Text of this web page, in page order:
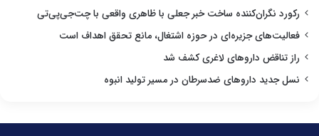
رکورد نگران‌کننده ساخت خبر جعلی با ظاهری واقعی با چت‌جی‌پی‌تی
فعالیت‌های جزیره‌ای در حوزه اشتغال، مانع تحقق اهداف است
راز تناقض داروهای لاغری کشف شد
نسل جدید داروهای ضدسرطان در مسیر تولید انبوه